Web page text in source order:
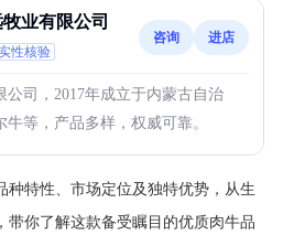
业有限公司
性核验
咨询 进店
公司，2017年成立于内蒙古自治
等，产品多样，权威可靠。
种特性、市场定位及独特优势，从生
带你了解这款备受瞩目的优质肉牛品